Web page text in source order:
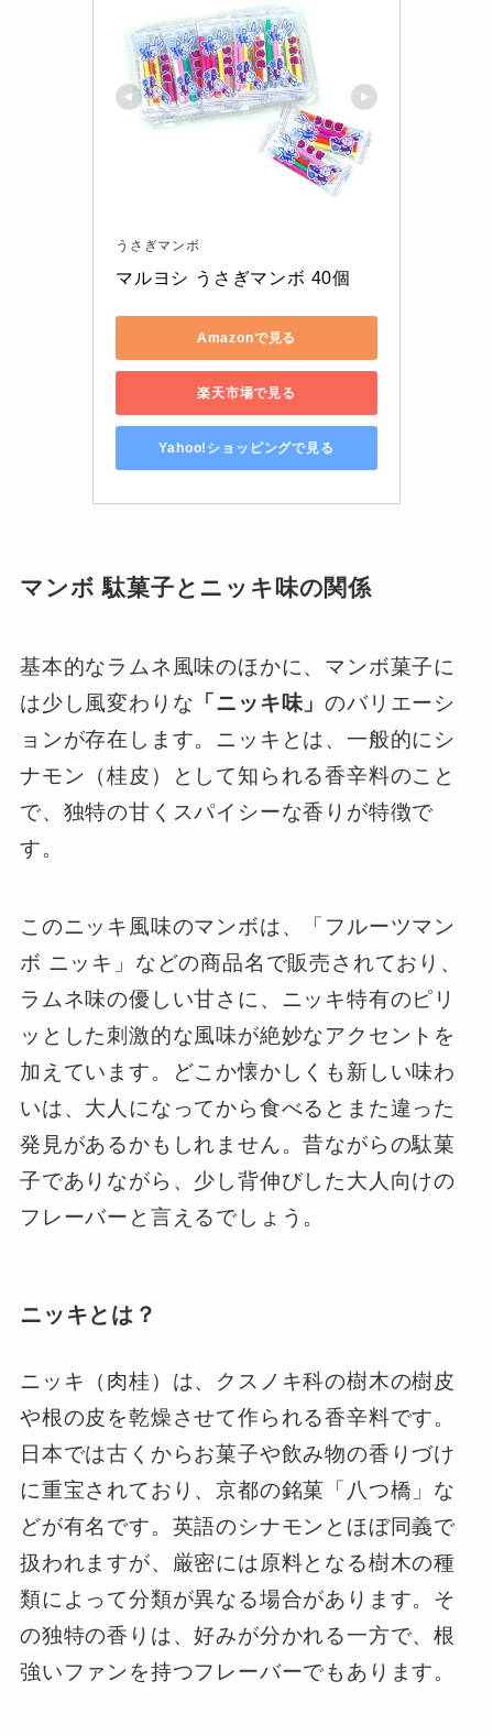
うさぎマンボ
マルヨシ うさぎマンボ 40個
Amazonで見る
楽天市場で見る
Yahoo!ショッピングで見る
マンボ 駄菓子とニッキ味の関係
基本的なラムネ風味のほかに、マンボ菓子に
は少し風変わりな 「ニッキ味」のバリエーシ
ョンが存在します。ニッキとは、一般的にシ
ナモン（桂皮）として知られる香辛料のこと
で、独特の甘くスパイシーな香りが特徴で
す。
このニッキ風味のマンボは、「フルーツマン
ボ ニッキ」などの商品名で販売されており、
ラムネ味の優しい甘さに、ニッキ特有のピリ
ッとした刺激的な風味が絶妙なアクセントを
加えています。どこか懐かしくも新しい味わ
いは、大人になってから食べるとまた違った
発見があるかもしれません。昔ながらの駄菓
子でありながら、少し背伸びした大人向けの
フレーバーと言えるでしょう。
ニッキとは？
ニッキ（肉桂）は、クスノキ科の樹木の樹皮
や根の皮を乾燥させて作られる香辛料です。
日本では古くからお菓子や飲み物の香りづけ
に重宝されており、京都の銘菓「八つ橋」な
どが有名です。英語のシナモンとほぼ同義で
扱われますが、厳密には原料となる樹木の種
類によって分類が異なる場合があります。そ
の独特の香りは、好みが分かれる一方で、根
強いファンを持つフレーバーでもあります。